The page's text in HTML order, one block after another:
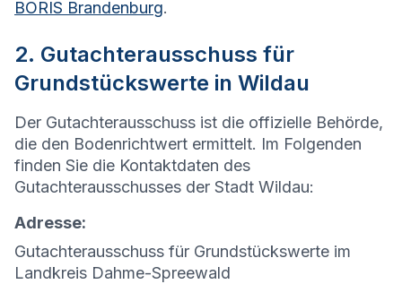
BORIS Brandenburg.
2. Gutachterausschuss für
Grundstückswerte in Wildau
Der Gutachterausschuss ist die offizielle Behörde,
die den Bodenrichtwert ermittelt. Im Folgenden
finden Sie die Kontaktdaten des
Gutachterausschusses der Stadt Wildau:
Adresse:
Gutachterausschuss für Grundstückswerte im
Landkreis Dahme-Spreewald